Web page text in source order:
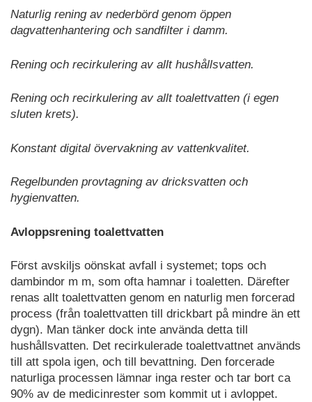
Naturlig rening av nederbörd genom öppen
dagvattenhantering och sandfilter i damm.
Rening och recirkulering av allt hushållsvatten.
Rening och recirkulering av allt toalettvatten (i egen
sluten krets).
Konstant digital övervakning av vattenkvalitet.
Regelbunden provtagning av dricksvatten och
hygienvatten.
Avloppsrening toalettvatten
Först avskiljs oönskat avfall i systemet; tops och
dambindor m m, som ofta hamnar i toaletten. Därefter
renas allt toalettvatten genom en naturlig men forcerad
process (från toalettvatten till drickbart på mindre än ett
dygn). Man tänker dock inte använda detta till
hushållsvatten. Det recirkulerade toalettvattnet används
till att spola igen, och till bevattning. Den forcerade
naturliga processen lämnar inga rester och tar bort ca
90% av de medicinrester som kommit ut i avloppet.